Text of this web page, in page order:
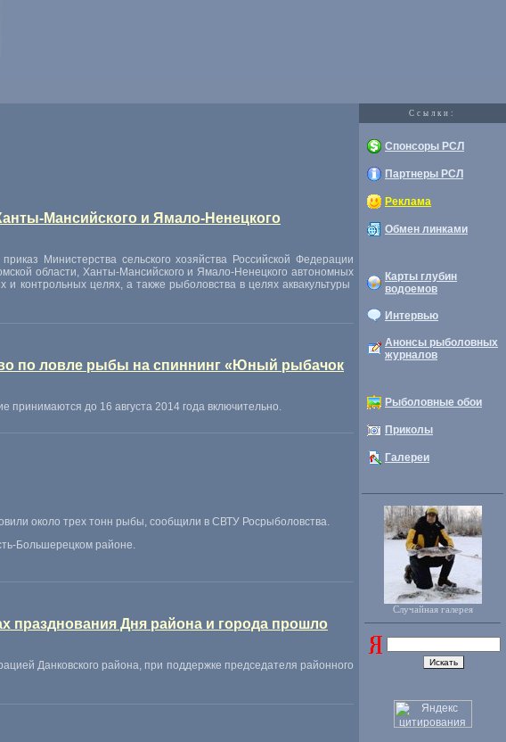
Cсылки:
Мансийского и Ямало-Ненецкого
Министерства сельского хозяйства Российской Федерации
области, Ханты-Мансийского и Ямало-Ненецкого автономных
и контрольных целях, а также рыболовства в целях аквакультуры
по ловле рыбы на спиннинг «Юный рыбачок
принимаются до 16 августа 2014 года включительно.
около трех тонн рыбы, сообщили в СВТУ Росрыболовства.
Большерецком районе.
празднования Дня района и города прошло
Данковского района, при поддержке председателя районного
Спонсоры РСЛ
Партнеры РСЛ
Реклама
Обмен линками
Карты глубин
водоемов
Интервью
Анонсы рыболовных
журналов
Рыболовные обои
Приколы
Галереи
Случайная галерея